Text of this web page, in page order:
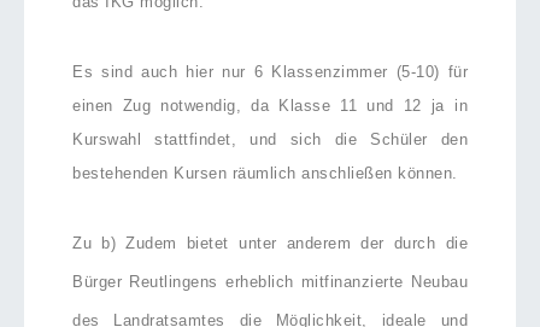
Es sind auch hier nur 6 Klassenzimmer (5-10) für
einen Zug notwendig, da Klasse 11 und 12 ja in
Kurswahl stattfindet, und sich die Schüler den
bestehenden Kursen räumlich anschließen können.
Zu b) Zudem bietet unter anderem der durch die
Bürger Reutlingens erheblich mitfinanzierte Neubau
des Landratsamtes die Möglichkeit, ideale und